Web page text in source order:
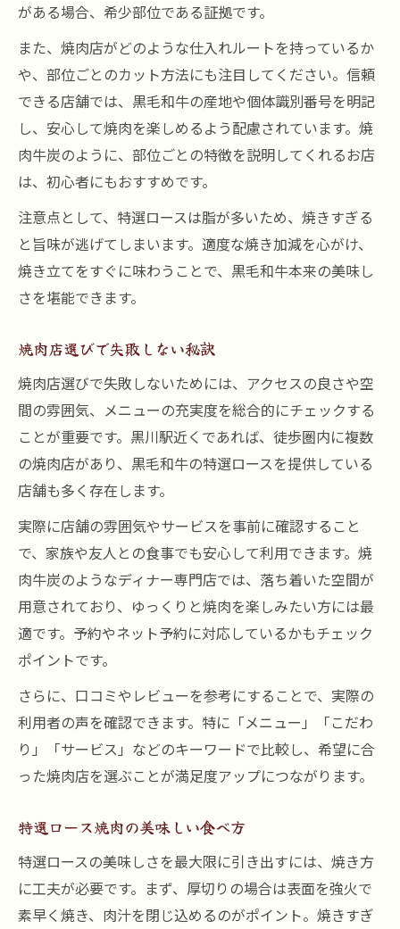
がある場合、希少部位である証拠です。
また、焼肉店がどのような仕入れルートを持っているか
や、部位ごとのカット方法にも注目してください。信頼
できる店舗では、黒毛和牛の産地や個体識別番号を明記
し、安心して焼肉を楽しめるよう配慮されています。焼
肉牛炭のように、部位ごとの特徴を説明してくれるお店
は、初心者にもおすすめです。
注意点として、特選ロースは脂が多いため、焼きすぎる
と旨味が逃げてしまいます。適度な焼き加減を心がけ、
焼き立てをすぐに味わうことで、黒毛和牛本来の美味し
さを堪能できます。
焼肉店選びで失敗しない秘訣
焼肉店選びで失敗しないためには、アクセスの良さや空
間の雰囲気、メニューの充実度を総合的にチェックする
ことが重要です。黒川駅近くであれば、徒歩圏内に複数
の焼肉店があり、黒毛和牛の特選ロースを提供している
店舗も多く存在します。
実際に店舗の雰囲気やサービスを事前に確認すること
で、家族や友人との食事でも安心して利用できます。焼
肉牛炭のようなディナー専門店では、落ち着いた空間が
用意されており、ゆっくりと焼肉を楽しみたい方には最
適です。予約やネット予約に対応しているかもチェック
ポイントです。
さらに、口コミやレビューを参考にすることで、実際の
利用者の声を確認できます。特に「メニュー」「こだわ
り」「サービス」などのキーワードで比較し、希望に合
った焼肉店を選ぶことが満足度アップにつながります。
特選ロース焼肉の美味しい食べ方
特選ロースの美味しさを最大限に引き出すには、焼き方
に工夫が必要です。まず、厚切りの場合は表面を強火で
素早く焼き、肉汁を閉じ込めるのがポイント。焼きすぎ